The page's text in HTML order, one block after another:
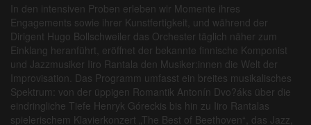
In den intensiven Proben erleben wir Momente ihres
Engagements sowie ihrer Kunstfertigkeit, und während der
Dirigent Hugo Bollschweiler das Orchester täglich näher zum
Einklang heranführt, eröffnet der bekannte finnische Komponist
und Jazzmusiker Iiro Rantala den Musiker:innen die Welt der
Improvisation. Das Programm umfasst ein breites musikalisches
Spektrum: von der üppigen Romantik Antonín Dvo?áks über die
eindringliche Tiefe Henryk Góreckis bis hin zu Iiro Rantalas
spielerischem Klavierkonzert „The Best of Beethoven“, das Jazz,